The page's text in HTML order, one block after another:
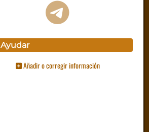
Ayudar
Añadir o corregir información